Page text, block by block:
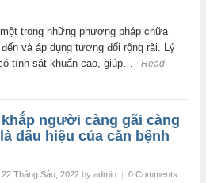
trong những phương pháp chữa
và áp dụng tương đối rộng rãi. Lý
tính sát khuẩn cao, giúp…
Read
người càng gãi càng
dấu hiệu của căn bệnh
22 Tháng Sáu, 2022by admin | 0 Comments